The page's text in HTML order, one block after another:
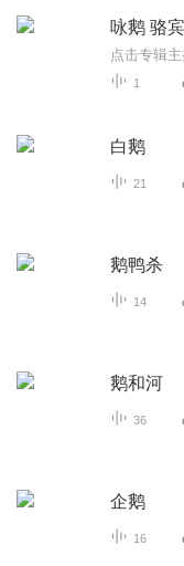
咏鹅 骆
1
白鹅
21
鹅鸭杀
14
鹅和河
36
企鹅
16